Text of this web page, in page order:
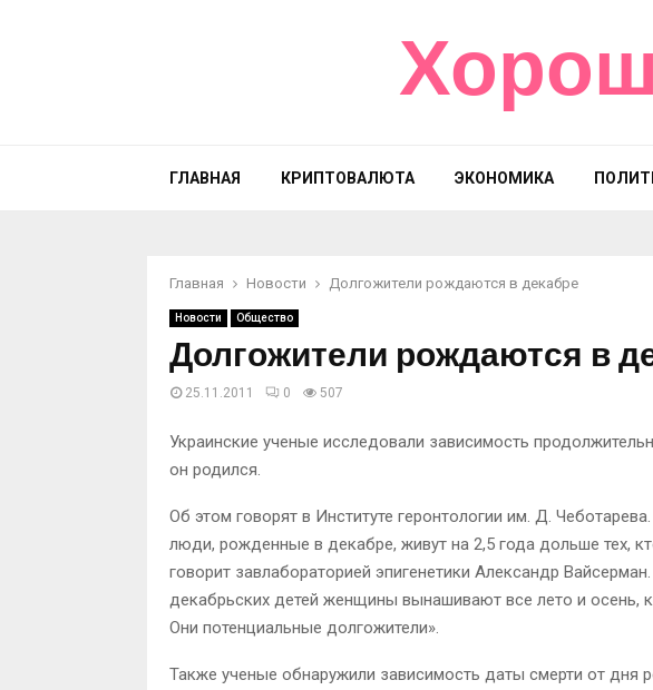
ГЛАВНАЯ КРИПТОВАЛЮТА ЭКОНОМИКА
Главная Новости Долгожители рождаются в декабре
Новости Общество
Долгожители рождаются в
25.11.2011 0 507
Украинские ученые исследовали зависимость
он родился.
Об этом говорят в Институте геронтологии им. Д.
люди, рожденные в декабре, живут на 2,5 года дольше тех,
говорит завлабораторией эпигенетики Александр
декабрьских детей женщины вынашивают все лето и осень,
Они потенциальные долгожители».
Также ученые обнаружили зависимость даты смерти от дня